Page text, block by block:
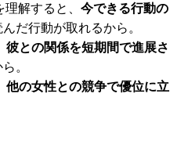
解すると、 今できる行動の
だ行動が取れるから。
彼との関係を短期間で進展さ
。
他の女性との競争で優位に立